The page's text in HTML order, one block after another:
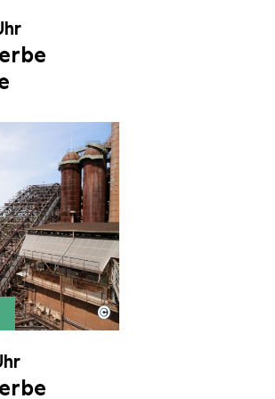
im Hintergrund
Völklinger Hütte mit dem
Völklinger Hütte | Karl
©